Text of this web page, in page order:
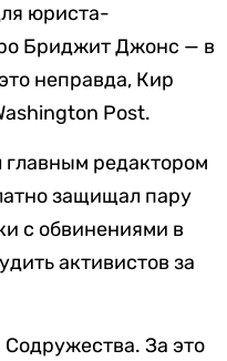
юриста-
Бриджит Джонс — в
неправда, Кир
Post.
редактором
защищал пару
с обвинениями в
активистов за
За это